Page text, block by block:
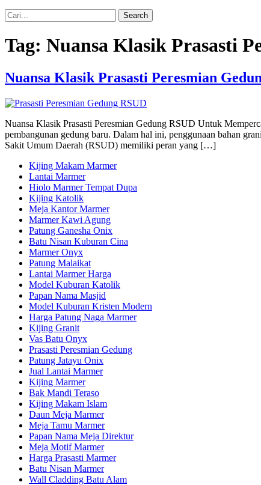
Search
Tag: Nuansa Klasik Prasasti
Nuansa Klasik Prasasti Peresmian
Nuansa Klasik Prasasti Peresmian Gedung RSUD Untuk
pembangunan gedung baru. Dalam hal ini, penggunaan bahan
Sakit Umum Daerah (RSUD) memiliki peran yang […]
Kijing Makam Marmer
Lantai Marmer
Hiolo Marmer Tempat Dupa
Kijing Katolik
Meja Kantor Marmer
Marmer Kawi Agung
Patung Ganesha Onix
Batu Nisan Kuburan Cina
Marmer Onyx
Patung Malaikat
Lantai Marmer Harga
Model Kuburan Katolik
Papan Nama Masjid
Model Kuburan Kristen Modern
Harga Patung Naga Marmer
Kijing Granit
Vas Batu Onyx
Prasasti Peresmian Gedung
Patung Jatayu Onix
Jual Lantai Marmer
Kijing Marmer
Bak Mandi Teraso
Kijing Makam Islam
Daun Meja Marmer
Meja Tamu Marmer
Papan Nama Meja Direktur
Meja Motif Marmer
Harga Prasasti Marmer
Batu Nisan Marmer
Wall Cladding Batu Alam